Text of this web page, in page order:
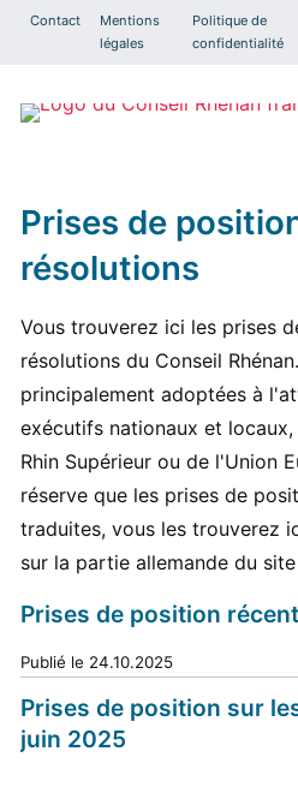
Contact
Mentions
légales
Politique de
confidentialité
Prises de
résolutions
Vous trouverez ici les prises
résolutions du Conseil
principalement adoptées à
exécutifs nationaux et
Rhin Supérieur ou de l'Union
réserve que les prises de
traduites, vous les trouverez
sur la partie allemande du
Prises de position
Publié le 24.10.2025
Prises de position sur
juin 2025